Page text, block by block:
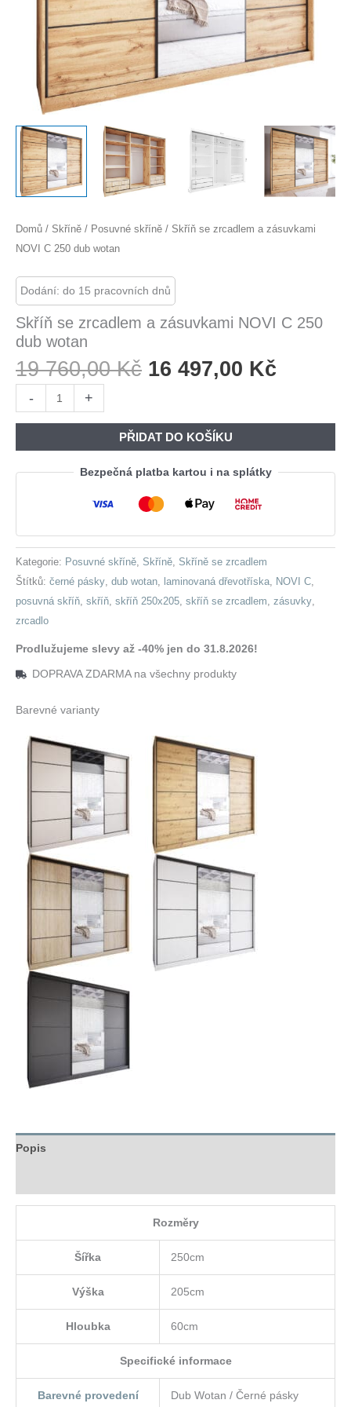
Domů / Skříně / Posuvné skříně / Skříň se zrcadlem a zásuvkami
NOVI C 250 dub wotan
Dodání: do 15 pracovních dnů
Skříň se zrcadlem a zásuvkami NOVI C 250
dub wotan
19 760,00Kč Původní
19
760,00 Kč.
16 497,00 Kč
497,00
-
se
a
zásuvkami
dub
wotan
množství
+
PŘIDAT DO KOŠÍKU
Bezpečná platba kartou i na splátky
Kategorie: Posuvné skříně, Skříně, Skříně se zrcadlem
Štítků: černé pásky, dub wotan, laminovaná dřevotříska, NOVI C,
posuvná skříň, skříň, skříň 250x205, skříň se zrcadlem, zásuvky,
zrcadlo
Prodlužujeme slevy až -40% jen do 31.8.2026!
DOPRAVA ZDARMA na všechny produkty
Barevné varianty
Popis
Rozměry
Šířka 250cm
Výška 205cm
Hloubka 60cm
Specifické informace
Barevné provedení Dub Wotan / Černé pásky